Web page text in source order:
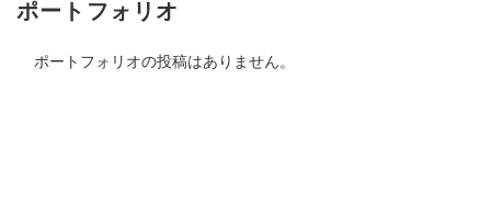
ポートフォリオ
ポートフォリオの投稿はありません。